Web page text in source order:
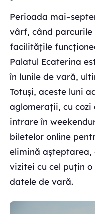
Perioada
vârf, când
facilitățile
Palatul Ecaterina
în lunile de vară,
Totuși, aceste luni
aglomerații, cu cozi
intrare în
biletelor online
elimină așteptarea,
vizitei cu cel puțin
datele de vară.